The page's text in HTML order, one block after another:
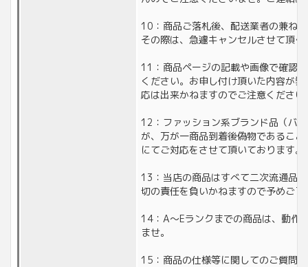
10：商品ご落札後、配送業者の兼ね
その際は、急遽キャンセルさせて頂
11：商品ページの記載や画像で確認
ください。お申し付け頂いた内容が
応は出来かねますのでご注意ください
12：ファッション系ブランド品（バ
が、万が一商品到着後偽物であるこ
にてご対応をさせて頂いております。
13：当店の商品はすべて二次流通品
切の責任を負いかねますので予めご了
14：A〜Eランクまでの商品は、動作
ませ。
15：商品の仕様等に関してのご質問